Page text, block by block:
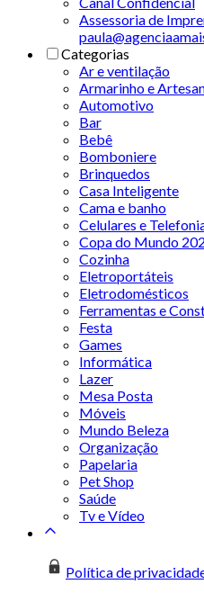
Assessoria de
Categorias
Ar e ventilação
Armarinho e
Automotivo
Bar
Bebê
Bomboniere
Brinquedos
Casa Inteligente
Cama e banho
Celulares e
Copa do Mundo
Cozinha
Eletroportáteis
Eletrodomésticos
Ferramentas e
Festa
Games
Informática
Lazer
Mesa Posta
Móveis
Mundo Beleza
Organização
Papelaria
Pet Shop
Saúde
Tv e Vídeo
Política de